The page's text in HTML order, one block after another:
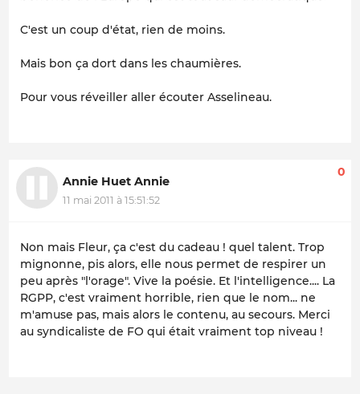
C'est un coup d'état, rien de moins.
Mais bon ça dort dans les chaumières.
Pour vous réveiller aller écouter Asselineau.
Annie Huet Annie
11 mai 2011 à 15:51:52
0
Non mais Fleur, ça c'est du cadeau ! quel talent. Trop
mignonne, pis alors, elle nous permet de respirer un
peu après "l'orage". Vive la poésie. Et l'intelligence.... La
RGPP, c'est vraiment horrible, rien que le nom... ne
m'amuse pas, mais alors le contenu, au secours. Merci
au syndicaliste de FO qui était vraiment top niveau !